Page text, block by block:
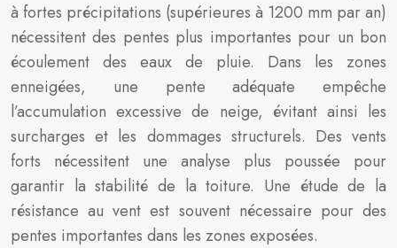
à fortes précipitations (supérieures à 1200 mm par an)
nécessitent des pentes plus importantes pour un bon
écoulement des eaux de pluie. Dans les zones
enneigées, une pente adéquate empêche
l’accumulation excessive de neige, évitant ainsi les
surcharges et les dommages structurels. Des vents
forts nécessitent une analyse plus poussée pour
garantir la stabilité de la toiture. Une étude de la
résistance au vent est souvent nécessaire pour des
pentes importantes dans les zones exposées.